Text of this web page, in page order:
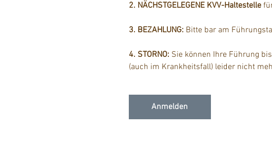
2. NÄCHSTGELEGENE KVV-Haltestelle
3. BEZAHLUNG: Bitte bar am
4. STORNO: Sie können Ihre Führung
(auch im Krankheitsfall) leider nicht
Anmelden